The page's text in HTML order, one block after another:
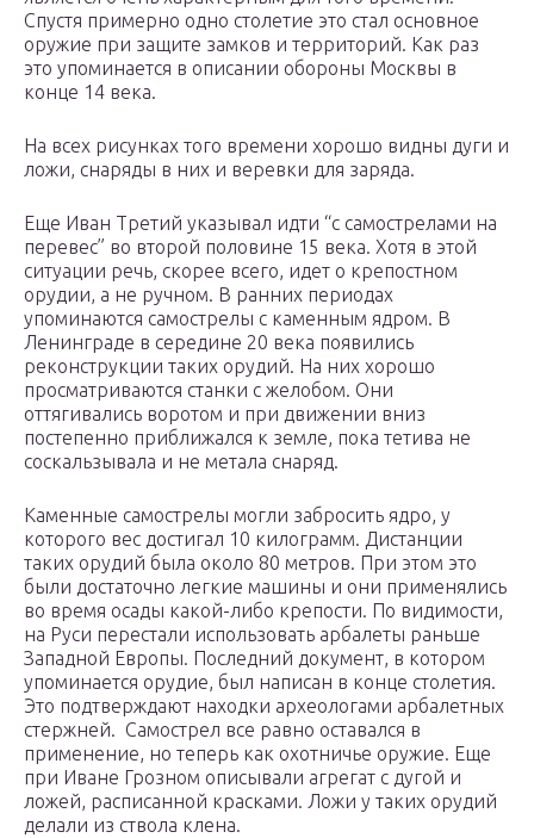
Спустя примерно одно столетие это стал основное
оружие при защите замков и территорий. Как раз
это упоминается в описании обороны Москвы в
конце 14 века.
На всех рисунках того времени хорошо видны дуги и
ложи, снаряды в них и веревки для заряда.
Еще Иван Третий указывал идти “с самострелами на
перевес” во второй половине 15 века. Хотя в этой
ситуации речь, скорее всего, идет о крепостном
орудии, а не ручном. В ранних периодах
упоминаются самострелы с каменным ядром. В
Ленинграде в середине 20 века появились
реконструкции таких орудий. На них хорошо
просматриваются станки с желобом. Они
оттягивались воротом и при движении вниз
постепенно приближался к земле, пока тетива не
соскальзывала и не метала снаряд.
Каменные самострелы могли забросить ядро, у
которого вес достигал 10 килограмм. Дистанции
таких орудий была около 80 метров. При этом это
были достаточно легкие машины и они применялись
во время осады какой-либо крепости. По видимости,
на Руси перестали использовать арбалеты раньше
Западной Европы. Последний документ, в котором
упоминается орудие, был написан в конце столетия.
Это подтверждают находки археологами арбалетных
стержней. Самострел все равно оставался в
применение, но теперь как охотничье оружие. Еще
при Иване Грозном описывали агрегат с дугой и
ложей, расписанной красками. Ложи у таких орудий
делали из ствола клена.